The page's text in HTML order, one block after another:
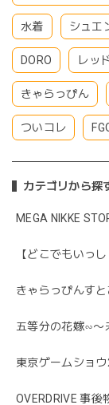
水着 シュエ
DORO レッ
きゃらっぴん
ついコレ
カテゴリから探
MEGA NIKKE
【どこでもいっ
きゃらっぴんすと
五等分の花嫁∽
東京ゲームショ
OVERDRIVE 事後